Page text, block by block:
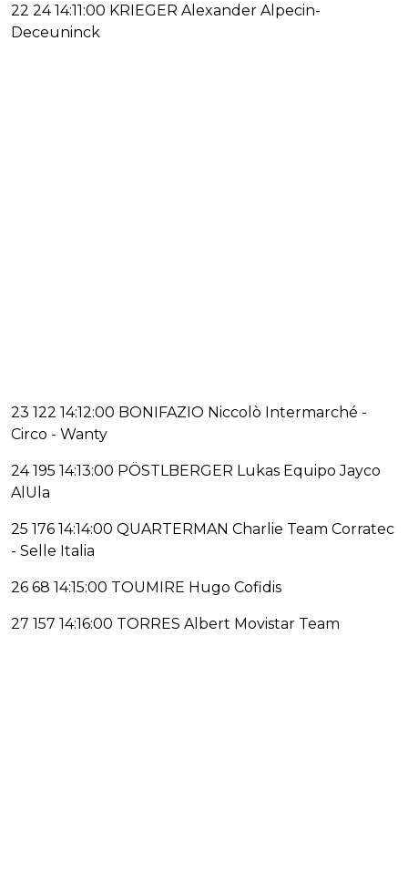
22 24 14:11:00 KRIEGER Alexander Alpecin-
Deceuninck
23 122 14:12:00 BONIFAZIO Niccolò Intermarché -
Circo - Wanty
24 195 14:13:00 PÖSTLBERGER Lukas Equipo Jayco
AlUla
25 176 14:14:00 QUARTERMAN Charlie Team Corratec
- Selle Italia
26 68 14:15:00 TOUMIRE Hugo Cofidis
27 157 14:16:00 TORRES Albert Movistar Team